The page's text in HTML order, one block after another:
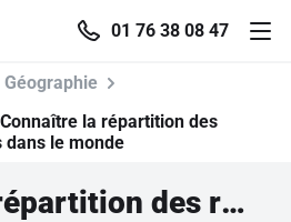
01 76 38 08 47
Géographie
Connaître la répartition des
le monde
Connaître la répartition des ressources halieutiques dans le monde